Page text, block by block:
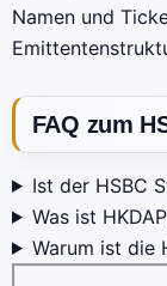
Namen und
FAQ zum
Ist der HSBC
Was ist
Warum ist die